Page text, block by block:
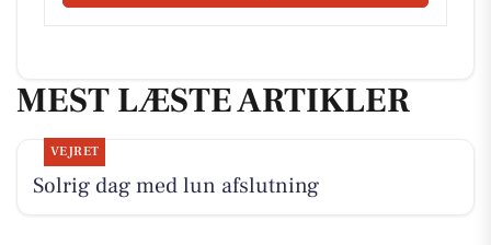
MEST LÆSTE ARTIKLER
VEJRET
Solrig dag med lun afslutning